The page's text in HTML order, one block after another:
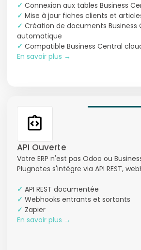
✓ Connexion aux tables Business
✓ Mise à jour fiches clients et
✓ Création de documents Business
automatique
✓ Compatible Business Central
En savoir plus →
API Ouverte
Votre ERP n'est pas Odoo ou
Plugnotes s'intègre via API REST,
✓ API REST documentée
✓ Webhooks entrants et sortants
✓ Zapier
En savoir plus →